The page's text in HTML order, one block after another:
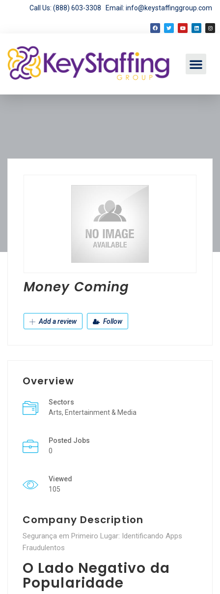
Call Us: (888) 603-3308 Email: info@keystaffinggroup.com
Money Coming
Add a review Follow
Overview
Sectors
Arts, Entertainment & Media
Posted Jobs
0
Viewed
105
Company Description
Segurança em Primeiro Lugar: Identificando Apps
Fraudulentos
O Lado Negativo da
Popularidade